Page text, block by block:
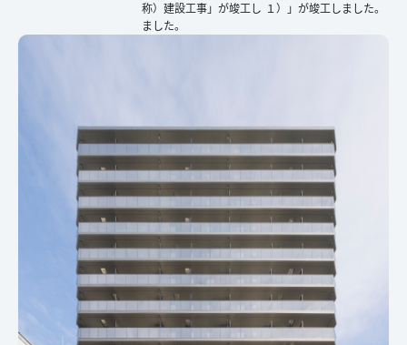
称）建設工事」が竣工し
ました。
１）」が竣工しました。